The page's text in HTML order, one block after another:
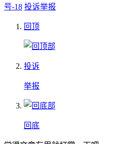
号-18 投诉举报
回顶
投诉
举报
回底